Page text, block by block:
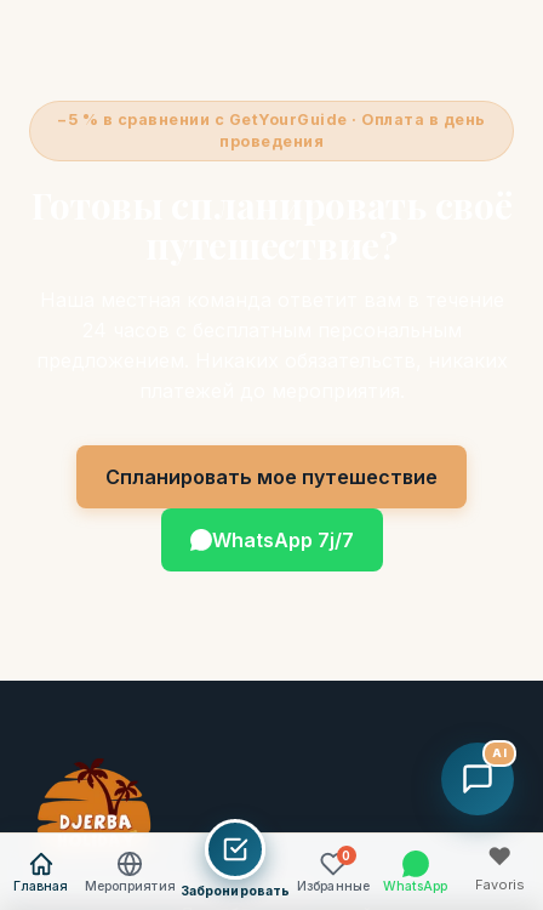
−5 % в сравнении с GetYourGuide · Оплата в день
проведения
Спланировать мое путешествие
WhatsApp 7j/7
Ваш специалист по аутентичным
Главная Мероприятия Забронировать
0
Избранные WhatsApp
♥
Favoris
AI